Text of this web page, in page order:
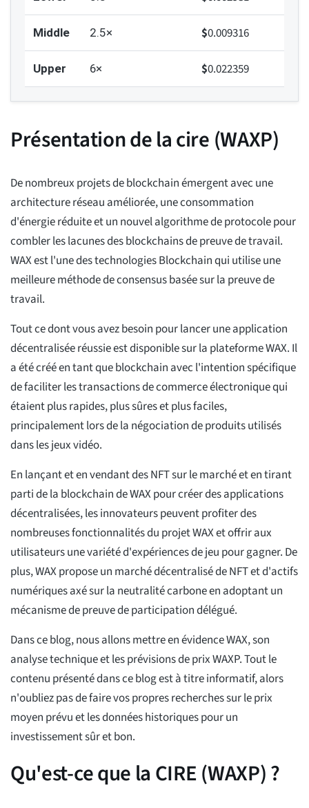
Middle 2.5× $0.009316
Upper 6× $0.022359
Présentation de la cire (WAXP)
De nombreux projets de blockchain émergent avec une
architecture réseau améliorée, une consommation
d'énergie réduite et un nouvel algorithme de protocole pour
combler les lacunes des blockchains de preuve de travail.
WAX est l'une des technologies Blockchain qui utilise une
meilleure méthode de consensus basée sur la preuve de
travail.
Tout ce dont vous avez besoin pour lancer une application
décentralisée réussie est disponible sur la plateforme WAX. Il
a été créé en tant que blockchain avec l'intention spécifique
de faciliter les transactions de commerce électronique qui
étaient plus rapides, plus sûres et plus faciles,
principalement lors de la négociation de produits utilisés
dans les jeux vidéo.
En lançant et en vendant des NFT sur le marché et en tirant
parti de la blockchain de WAX pour créer des applications
décentralisées, les innovateurs peuvent profiter des
nombreuses fonctionnalités du projet WAX et offrir aux
utilisateurs une variété d'expériences de jeu pour gagner. De
plus, WAX propose un marché décentralisé de NFT et d'actifs
numériques axé sur la neutralité carbone en adoptant un
mécanisme de preuve de participation délégué.
Dans ce blog, nous allons mettre en évidence WAX, son
analyse technique et les prévisions de prix WAXP. Tout le
contenu présenté dans ce blog est à titre informatif, alors
n'oubliez pas de faire vos propres recherches sur le prix
moyen prévu et les données historiques pour un
investissement sûr et bon.
Qu'est-ce que la CIRE (WAXP) ?